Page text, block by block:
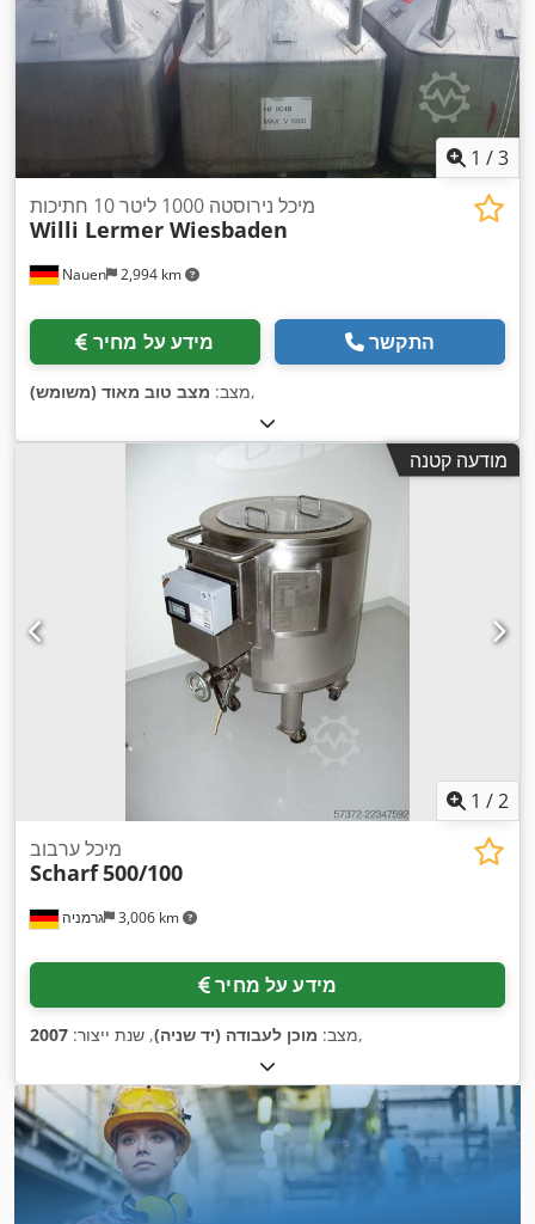
1 /3
Nauen 2,994 km
מיכל נירוסטה 1000 ליטר 10 חתיכות
Willi Lermer Wiesbaden
מידע על מחיר התקשר
מצב: מצב טוב מאוד (משומש) ,
מודעה קטנה
1 /2
גרמניה 3,006 km
מיכל ערבוב
Scharf500/100
מידע על מחיר
מצב: מוכן לעבודה (יד שניה), שנת ייצור: 2007 ,